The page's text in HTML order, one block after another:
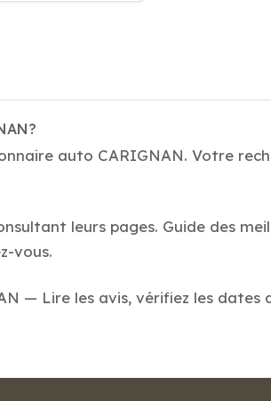
auto CARIGNAN. Votre
leurs pages. Guide des
vous.
— Lire les avis, vérifiez les dates